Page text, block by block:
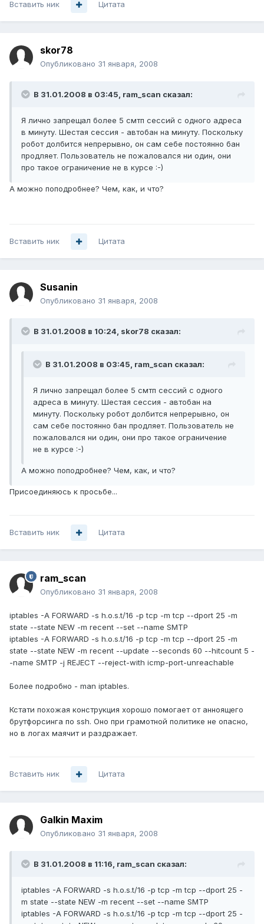
Вставить ник Цитата
skor78
Опубликовано 31 января, 2008
В 31.01.2008 в 03:45, ram_scan сказал:
Я лично запрещал более 5 смтп сессий с одного адреса
в минуту. Шестая сессия - автобан на минуту. Поскольку
робот долбится непрерывно, он сам себе постоянно бан
продляет. Пользователь не пожаловался ни один, они
про такое ограничение не в курсе :-)
А можно поподробнее? Чем, как, и что?
Вставить ник Цитата
Susanin
Опубликовано 31 января, 2008
В 31.01.2008 в 10:24, skor78 сказал:
В 31.01.2008 в 03:45, ram_scan сказал:
Я лично запрещал более 5 смтп сессий с одного
адреса в минуту. Шестая сессия - автобан на
минуту. Поскольку робот долбится непрерывно, он
сам себе постоянно бан продляет. Пользователь не
пожаловался ни один, они про такое ограничение
не в курсе :-)
А можно поподробнее? Чем, как, и что?
Присоединяюсь к просьбе...
Вставить ник Цитата
ram_scan
Опубликовано 31 января, 2008
iptables -A FORWARD -s h.o.s.t/16 -p tcp -m tcp --dport 25 -m
state --state NEW -m recent --set --name SMTP
iptables -A FORWARD -s h.o.s.t/16 -p tcp -m tcp --dport 25 -m
state --state NEW -m recent --update --seconds 60 --hitcount 5 -
-name SMTP -j REJECT --reject-with icmp-port-unreachable
Более подробно - man iptables.
Кстати похожая конструкция хорошо помогает от анноящего
брутфорсинга по ssh. Оно при грамотной политике не опасно,
но в логах маячит и раздражает.
Вставить ник Цитата
Galkin Maxim
Опубликовано 31 января, 2008
В 31.01.2008 в 11:16, ram_scan сказал:
iptables -A FORWARD -s h.o.s.t/16 -p tcp -m tcp --dport 25 -
m state --state NEW -m recent --set --name SMTP
iptables -A FORWARD -s h.o.s.t/16 -p tcp -m tcp --dport 25 -